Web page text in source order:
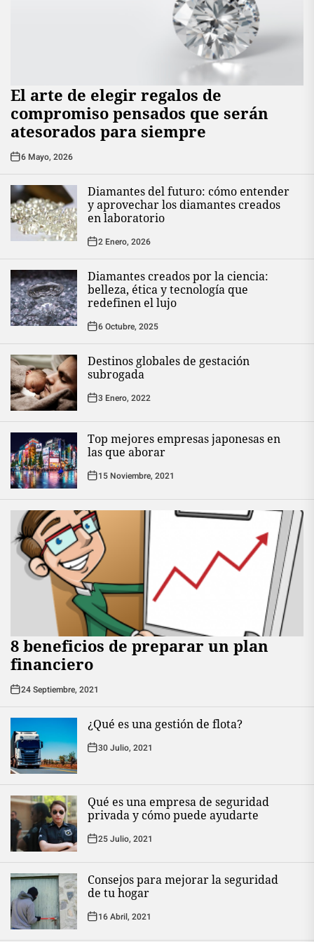
El arte de elegir regalos de
compromiso pensados que serán
atesorados para siempre
6 Mayo, 2026
Diamantes del futuro: cómo entender
y aprovechar los diamantes creados
en laboratorio
2 Enero, 2026
Diamantes creados por la ciencia:
belleza, ética y tecnología que
redefinen el lujo
6 Octubre, 2025
Destinos globales de gestación
subrogada
3 Enero, 2022
Top mejores empresas japonesas en
las que aborar
15 Noviembre, 2021
8 beneficios de preparar un plan
financiero
24 Septiembre, 2021
¿Qué es una gestión de flota?
30 Julio, 2021
Qué es una empresa de seguridad
privada y cómo puede ayudarte
25 Julio, 2021
Consejos para mejorar la seguridad
de tu hogar
16 Abril, 2021